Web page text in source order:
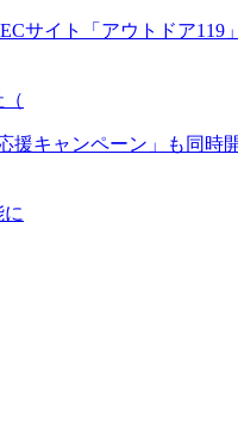
サイト「アウトドア119
キャンペーン」も同時